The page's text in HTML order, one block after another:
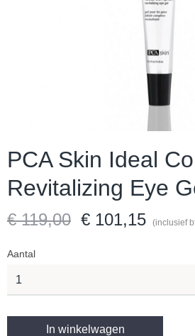
PCA Skin Ideal
Revitalizing Eye
€ 119,00 € 101,15 (inclusief
Aantal
In winkelwagen